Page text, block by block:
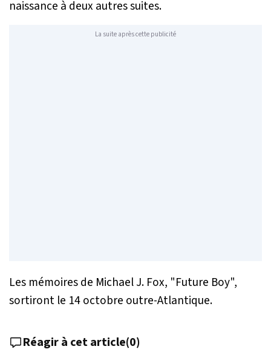
naissance à deux autres suites.
La suite après cette publicité
Les mémoires de Michael J. Fox, "Future Boy",
sortiront le 14 octobre outre-Atlantique.
Réagir à cet article(0)